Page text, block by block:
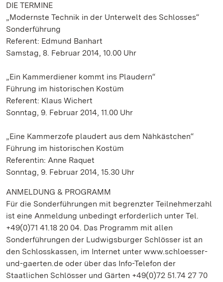
DIE TERMINE
„Modernste Technik in der Unterwelt des Schlosses“
Sonderführung
Referent: Edmund Banhart
Samstag, 8. Februar 2014, 10.00 Uhr
„Ein Kammerdiener kommt ins Plaudern“
Führung im historischen Kostüm
Referent: Klaus Wichert
Sonntag, 9. Februar 2014, 11.00 Uhr
„Eine Kammerzofe plaudert aus dem Nähkästchen“
Führung im historischen Kostüm
Referentin: Anne Raquet
Sonntag, 9. Februar 2014, 15.30 Uhr
ANMELDUNG & PROGRAMM
Für die Sonderführungen mit begrenzter Teilnehmerzahl
ist eine Anmeldung unbedingt erforderlich unter Tel.
+49(0)71 41.18 20 04. Das Programm mit allen
Sonderführungen der Ludwigsburger Schlösser ist an
den Schlosskassen, im Internet unter www.schloesser-
und-gaerten.de oder über das Info-Telefon der
Staatlichen Schlösser und Gärten +49(0)72 51.74 27 70